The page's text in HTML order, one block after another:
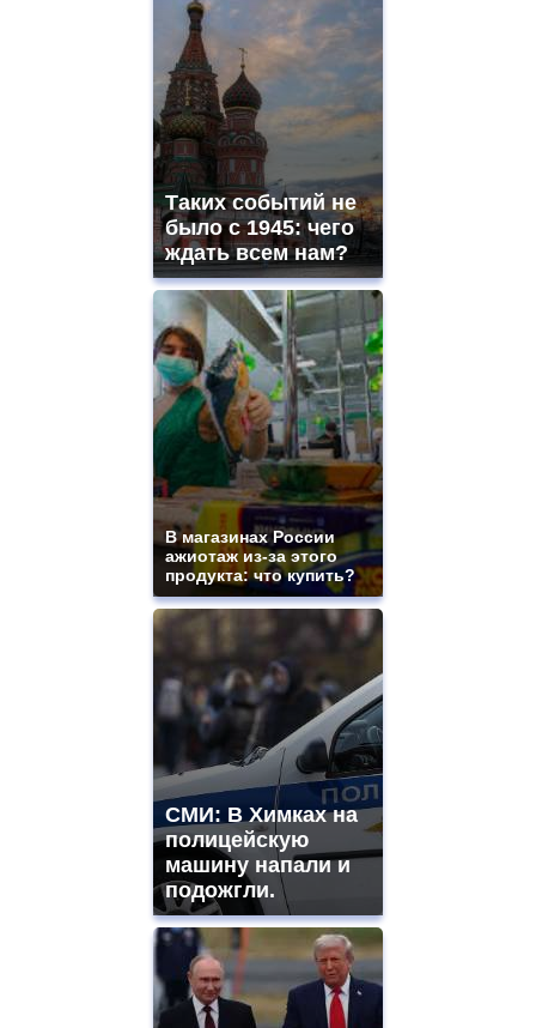
Таких событий не
было с 1945: чего
ждать всем нам?
В магазинах России
ажиотаж из-за этого
продукта: что купить?
СМИ: В Химках на
полицейскую
машину напали и
подожгли.